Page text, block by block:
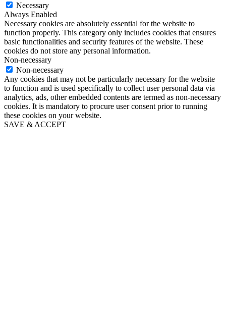
Necessary
Always Enabled
Necessary cookies are absolutely essential for the website to
function properly. This category only includes cookies that ensures
basic functionalities and security features of the website. These
cookies do not store any personal information.
Non-necessary
Non-necessary
Any cookies that may not be particularly necessary for the website
to function and is used specifically to collect user personal data via
analytics, ads, other embedded contents are termed as non-necessary
cookies. It is mandatory to procure user consent prior to running
these cookies on your website.
SAVE & ACCEPT